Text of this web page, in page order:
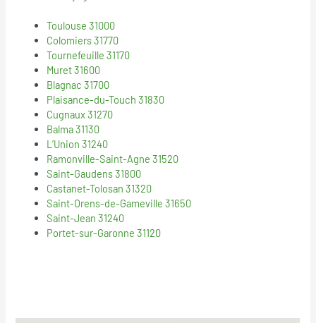
Toulouse 31000
Colomiers 31770
Tournefeuille 31170
Muret 31600
Blagnac 31700
Plaisance-du-Touch 31830
Cugnaux 31270
Balma 31130
L’Union 31240
Ramonville-Saint-Agne 31520
Saint-Gaudens 31800
Castanet-Tolosan 31320
Saint-Orens-de-Gameville 31650
Saint-Jean 31240
Portet-sur-Garonne 31120